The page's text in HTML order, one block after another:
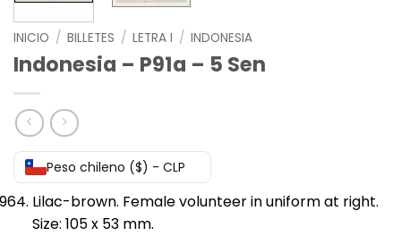
INICIO / BILLETES / LETRA I / INDONESIA
Indonesia – P91a – 5 Sen
Peso chileno ($) - CLP
Lilac-brown. Female volunteer in uniform at right.
Size: 105 x 53 mm.